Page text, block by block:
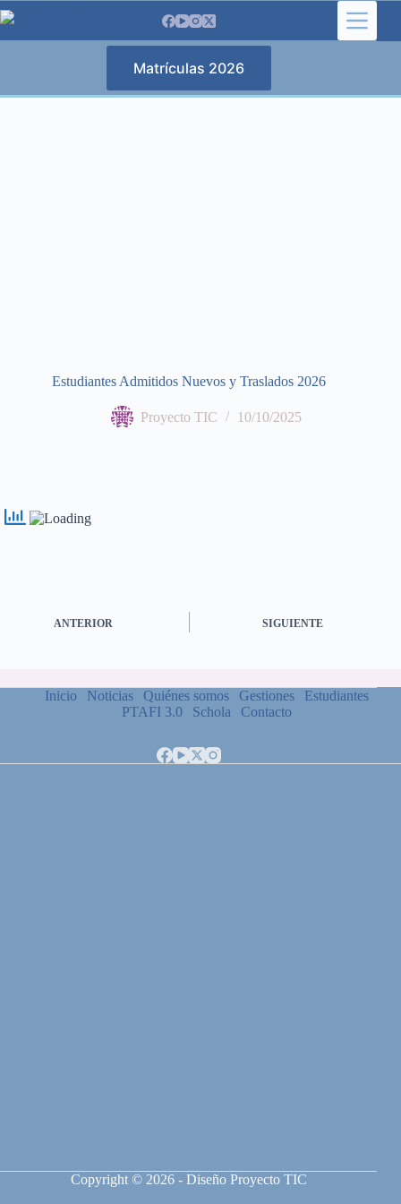
Saltar
al
contenido
Matrículas 2026
Estudiantes Admitidos Nuevos y Traslados 2026
Proyecto TIC 10/10/2025
ANTERIOR SIGUIENTE
Inicio Noticias Quiénes somos Gestiones
Estudiantes
PTAFI 3.0
Schola Contacto
Copyright © 2026 - Diseño Proyecto TIC